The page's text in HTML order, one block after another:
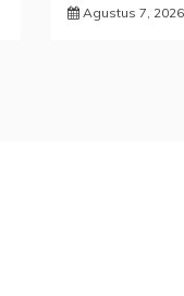
Agustus 7, 2026